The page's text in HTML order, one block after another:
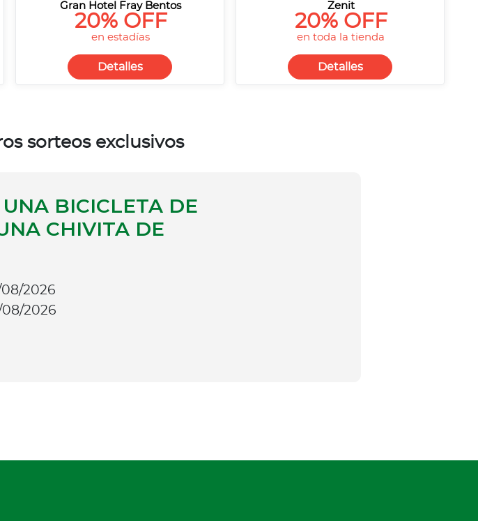
Gran Hotel Fray Bentos
20% OFF
en estadías
Detalles
Zenit
20% OFF
en toda la tienda
Detalles
sorteos exclusivos
BICICLETA DE
CHIVITA DE
08/2026
08/2026